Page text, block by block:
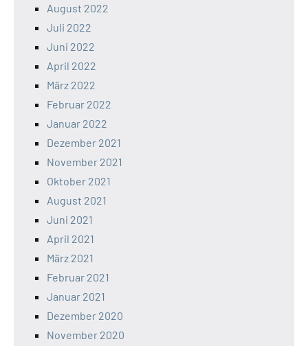
August 2022
Juli 2022
Juni 2022
April 2022
März 2022
Februar 2022
Januar 2022
Dezember 2021
November 2021
Oktober 2021
August 2021
Juni 2021
April 2021
März 2021
Februar 2021
Januar 2021
Dezember 2020
November 2020